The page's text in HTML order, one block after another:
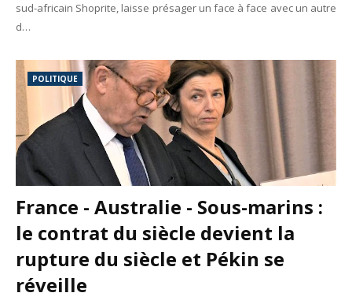
sud-africain Shoprite, laisse présager un face à face avec un autre
d…
POLITIQUE
France - Australie - Sous-marins :
le contrat du siècle devient la
rupture du siècle et Pékin se
réveille